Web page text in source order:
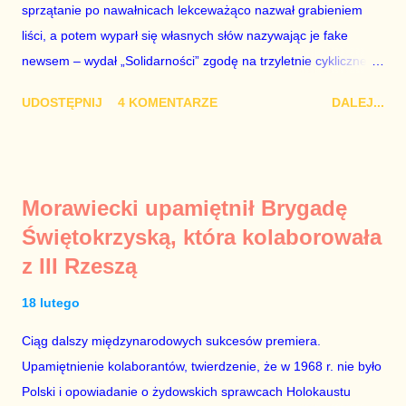
Koalicję Obywatelską i – tak samo jak kiedyś Petru – ogłasza,
że chce być premierem. Grzegorz Schetyna nigdy tego nie
robi. Szkalowanie Koalicji Obywatelskiej to droga donikąd, a
sprzątanie po nawałnicach lekceważąco nazwał grabieniem
liści, a potem wyparł się własnych słów nazywając je fake
newsem – wydał „Solidarności” zgodę na trzyletnie cykliczne
Sierpniowych, co oznacza, że 31 sierpnia przed Stocznią
przemian demokratycznych 1989 r. trwa w Polsce od dawna.
Ci, którzy przespali moment wielkiego narodowego zrywu albo
po prostu nie mieli odwagi stanąć naprzeciw brutalnej machiny
prawdziwych bohaterów, aby dodać znaczenie własnym
zupełnie nieheroicznym, a często wręcz znikomym działaniom
po stronie „Solidarności” w tamtych trudnych czasach. Lech
Kaczyński / fot. autor nieznany. Plan jest taki, aby zastąpić
UDOSTĘPNIJ 4 KOMENTARZE DALEJ...
Morawiecki upamiętnił Brygadę
Świętokrzyską, która kolaborowała
z III Rzeszą
18 lutego
Ciąg dalszy międzynarodowych sukcesów premiera.
Upamiętnienie kolaborantów, twierdzenie, że w 1968 r. nie było
Polski i opowiadanie o żydowskich sprawcach Holokaustu